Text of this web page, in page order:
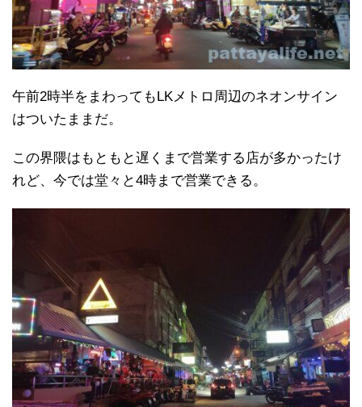
午前2時半をまわってもLKメトロ周辺のネオンサイン
はついたままだ。
この界隈はもともと遅くまで営業する店が多かったけ
れど、今では堂々と4時まで営業できる。